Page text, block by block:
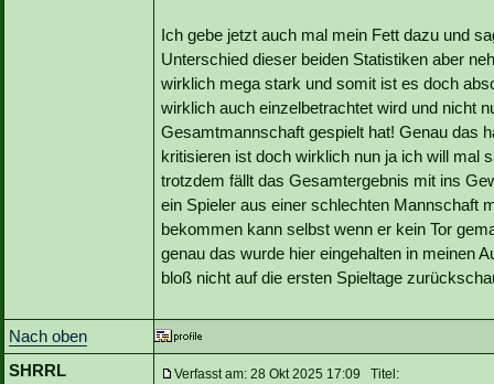
Ich gebe jetzt auch mal mein Fett dazu und
Unterschied dieser beiden Statistiken aber
wirklich mega stark und somit ist es doch
wirklich auch einzelbetrachtet wird und nicht
Gesamtmannschaft gespielt hat! Genau das
kritisieren ist doch wirklich nun ja ich will mal
trotzdem fällt das Gesamtergebnis mit ins
ein Spieler aus einer schlechten Mannschaft
bekommen kann selbst wenn er kein Tor
genau das wurde hier eingehalten in meinen
bloß nicht auf die ersten Spieltage
Nach oben
SHRRL
Verfasst am: 28 Okt 2025 17:09 Titel: